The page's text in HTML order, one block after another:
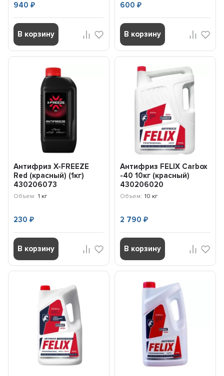
940₽
В корзину
600 ₽
В корзину
Антифриз X-FREEZE
Red (красный) (1кг)
430206073
Объем: 1 кг
230₽
В корзину
Антифриз FELIX Carbox
-40 10кг (красный)
430206020
Объем: 10 кг
2 790 ₽
В корзину